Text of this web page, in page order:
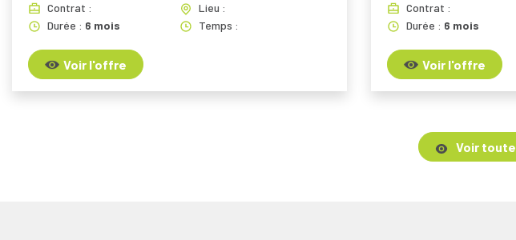
Contrat :
Lieu :
Durée : 6 mois Temps :
Voir l'offre
Contrat :
Durée : 6 mois
Voir l'offre
Voir